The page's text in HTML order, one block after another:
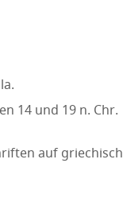
14 und 19 n. Chr.
auf